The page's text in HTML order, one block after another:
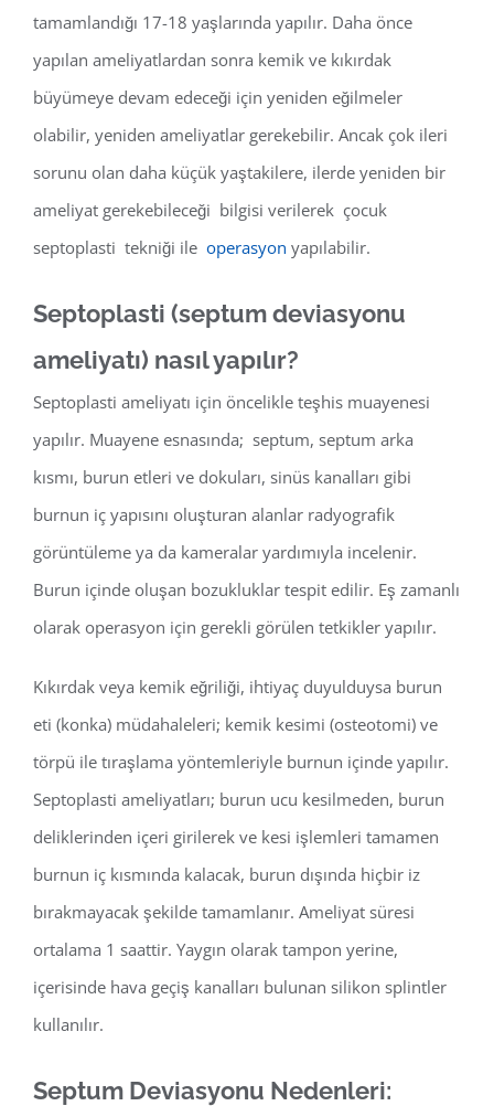
tamamlandığı 17-18 yaşlarında yapılır. Daha önce
yapılan ameliyatlardan sonra kemik ve kıkırdak
büyümeye devam edeceği için yeniden eğilmeler
olabilir, yeniden ameliyatlar gerekebilir. Ancak çok ileri
sorunu olan daha küçük yaştakilere, ilerde yeniden bir
ameliyat gerekebileceği bilgisi verilerek çocuk
septoplasti tekniği ile operasyon yapılabilir.
Septoplasti (septum deviasyonu
ameliyatı) nasıl yapılır?
Septoplasti ameliyatı için öncelikle teşhis muayenesi
yapılır. Muayene esnasında; septum, septum arka
kısmı, burun etleri ve dokuları, sinüs kanalları gibi
burnun iç yapısını oluşturan alanlar radyografik
görüntüleme ya da kameralar yardımıyla incelenir.
Burun içinde oluşan bozukluklar tespit edilir. Eş zamanlı
olarak operasyon için gerekli görülen tetkikler yapılır.
Kıkırdak veya kemik eğriliği, ihtiyaç duyulduysa burun
eti (konka) müdahaleleri; kemik kesimi (osteotomi) ve
törpü ile tıraşlama yöntemleriyle burnun içinde yapılır.
Septoplasti ameliyatları; burun ucu kesilmeden, burun
deliklerinden içeri girilerek ve kesi işlemleri tamamen
burnun iç kısmında kalacak, burun dışında hiçbir iz
bırakmayacak şekilde tamamlanır. Ameliyat süresi
ortalama 1 saattir. Yaygın olarak tampon yerine,
içerisinde hava geçiş kanalları bulunan silikon splintler
kullanılır.
Septum Deviasyonu Nedenleri: